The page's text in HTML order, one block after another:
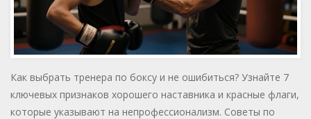
Как выбрать тренера по боксу и не ошибиться? Узнайте 7
ключевых признаков хорошего наставника и красные флаги,
которые указывают на непрофессионализм. Советы по